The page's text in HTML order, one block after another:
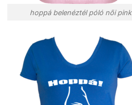
hoppá belenéztél póló női pink